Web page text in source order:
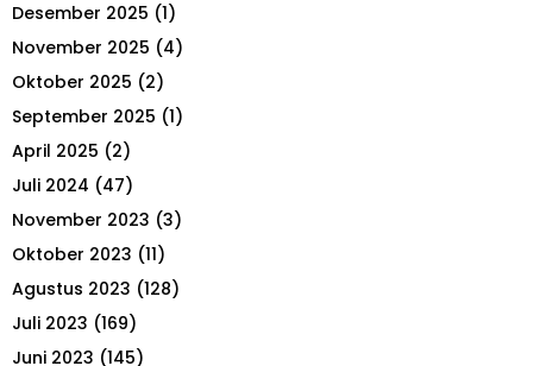
f
o
r
Desember 2025 (1)
November 2025 (4)
Oktober 2025 (2)
September 2025 (1)
April 2025 (2)
Juli 2024 (47)
November 2023 (3)
Oktober 2023 (11)
Agustus 2023 (128)
Juli 2023 (169)
Juni 2023 (145)